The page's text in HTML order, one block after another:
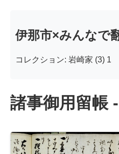
伊那市×みんなで
コレクション: 岩崎家 (3) 1
諸事御用留帳